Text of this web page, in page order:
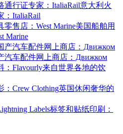
意大利火
：ItaliaRail
美国船舶用
Marine
汽车配件网上商店：Движком
来自世界各地的饮
英国休闲奢华的
标签和贴纸印刷：